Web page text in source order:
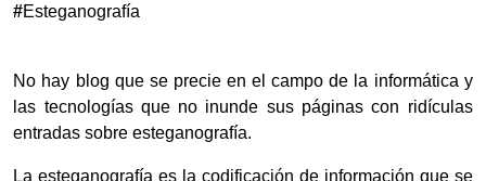
#Esteganografía
No hay blog que se precie en el campo de la informática y
las tecnologías que no inunde sus páginas con ridículas
entradas sobre esteganografía.
La esteganografía es la codificación de información que se